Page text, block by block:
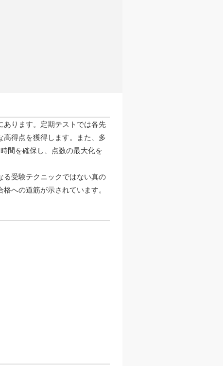
あります。定期テストでは各先
高得点を獲得します。また、多
間を確保し、点数の最大化を
る受験テクニックではない真の
への道筋が示されています。